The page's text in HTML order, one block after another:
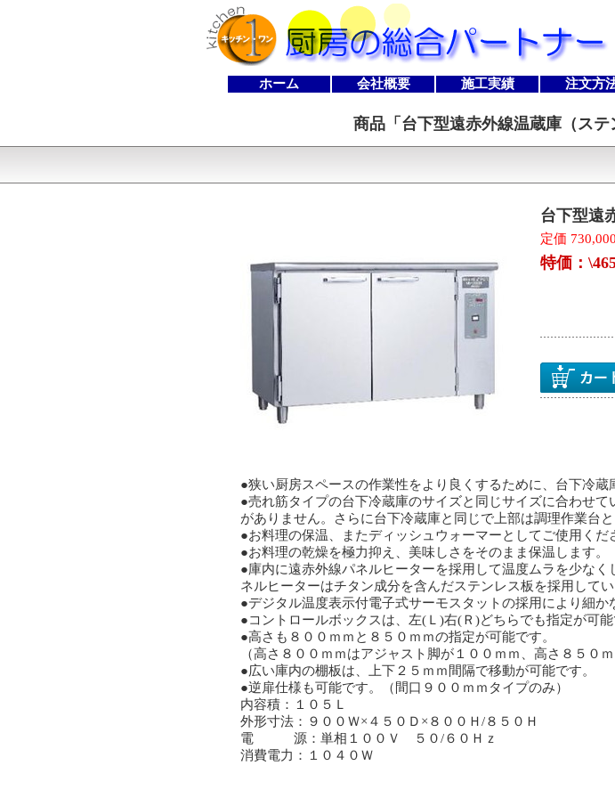
ホーム 会社概要 施工実績 注文方
商品「 台下型遠赤外線温蔵庫（ス
台下型遠
定価
特価：
●狭い厨房スペースの作業性をより良くするために、台下冷蔵
●売れ筋タイプの台下冷蔵庫のサイズと同じサイズに合わせ
がありません。さらに台下冷蔵庫と同じで上部は調理作業台と
●お料理の保温、またディッシュウォーマーとしてご使用くだ
●お料理の乾燥を極力抑え、美味しさをそのまま保温します。
●庫内に遠赤外線パネルヒーターを採用して温度ムラを少な
ネルヒーターはチタン成分を含んだステンレス板を採用して
●デジタル温度表示付電子式サーモスタットの採用により細か
●コントロールボックスは、左(Ｌ)右(Ｒ)どちらでも指定が可能
●高さも８００ｍｍと８５０ｍｍの指定が可能です。
（高さ８００ｍｍはアジャスト脚が１００ｍｍ、高さ８５０
●広い庫内の棚板は、上下２５ｍｍ間隔で移動が可能です。
●逆扉仕様も可能です。（間口９００ｍｍタイプのみ）
内容積：１０５Ｌ
外形寸法：９００Ｗ×４５０Ｄ×８００Ｈ/８５０Ｈ
電 源：単相１００Ｖ ５０/６０Ｈｚ
消費電力：１０４０Ｗ